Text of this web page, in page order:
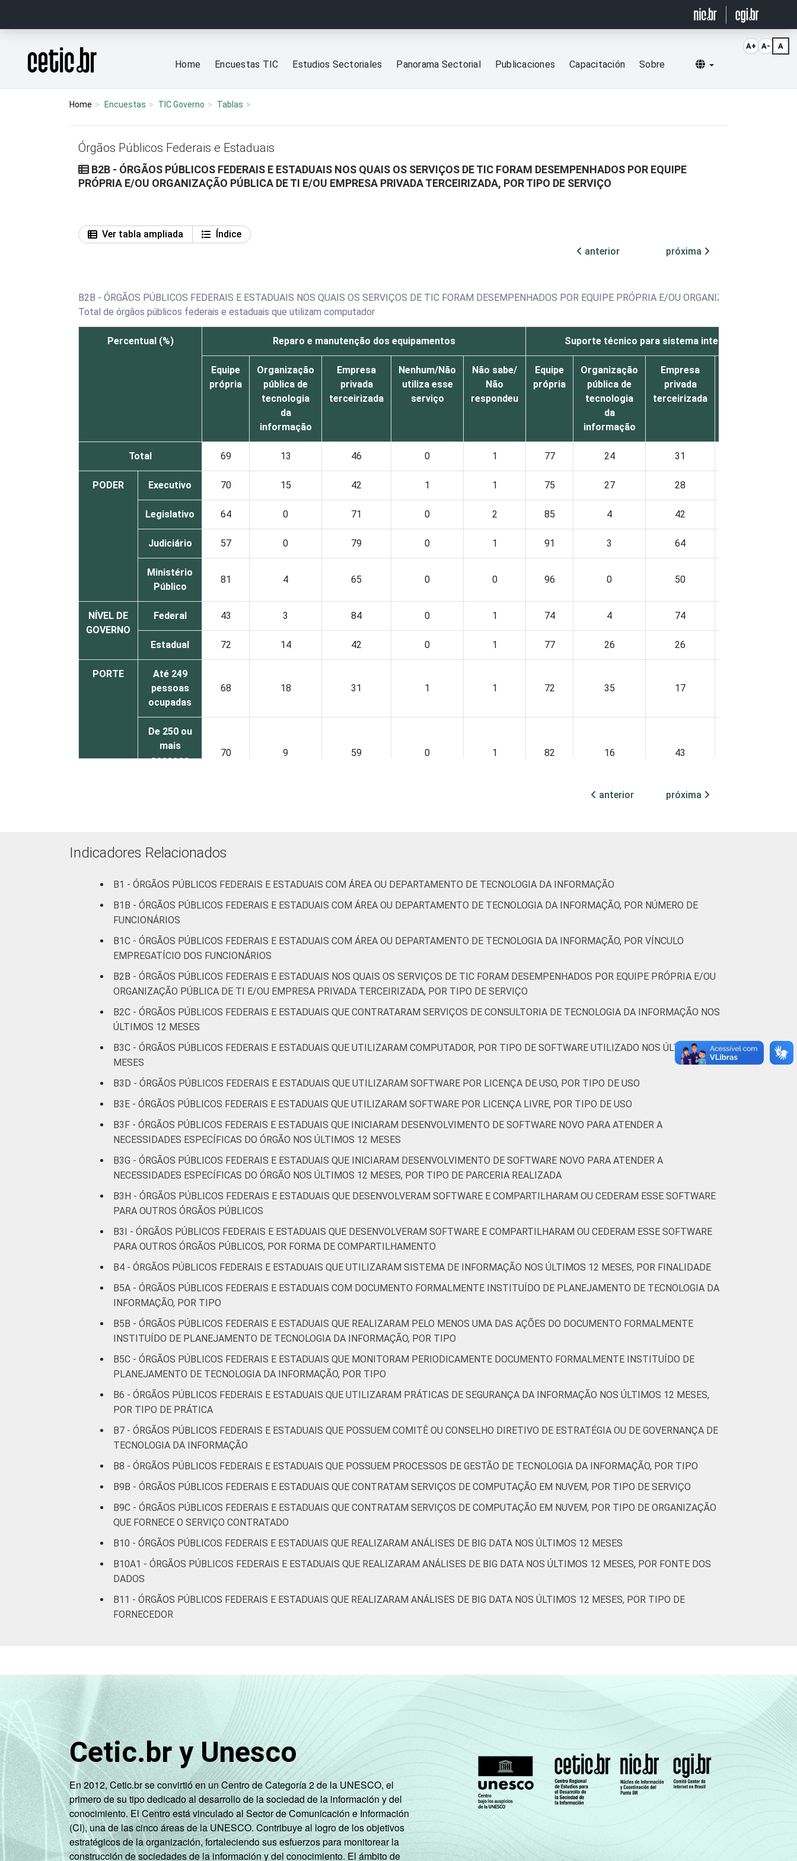
Página inicial
Home Encuestas TIC Estudios Sectoriales Panorama Sectorial Publicaciones Capacitación Sobre Selecionar idioma
Home Encuestas TIC Governo Tablas
Órgãos Públicos Federais e Estaduais
B2B - ÓRGÃOS PÚBLICOS FEDERAIS E ESTADUAIS NOS QUAIS OS SERVIÇOS DE TIC FORAM DESEMPENHADOS POR EQUIPE
PRÓPRIA E/OU ORGANIZAÇÃO PÚBLICA DE TI E/OU EMPRESA PRIVADA TERCEIRIZADA, POR TIPO DE SERVIÇO
Ver tabla ampliada
Índice
anterior
próxima
B2B - ÓRGÃOS PÚBLICOS FEDERAIS E ESTADUAIS NOS QUAIS OS SERVIÇOS DE TIC FORAM DESEMPENHADOS POR EQUIPE PRÓPRIA E/OU ORGANIZAÇÃO
Total de órgãos públicos federais e estaduais que utilizam computador
Percentual (%) Reparo e manutenção dos equipamentos Suporte técnico para sistema interno do órgão
Equipe
própria
Organização
pública de
tecnologia
da
informação
Empresa
privada
terceirizada
Nenhum/Não
utiliza esse
serviço
Não sabe/
Não
respondeu
Equipe
própria
Organização
pública de
tecnologia
da
informação
Empresa
privada
terceirizada
Total 69 13 46 0 1 77 24 31
PODER Executivo 70 15 42 1 1 75 27 28
Legislativo 64 0 71 0 2 85 4 42
Judiciário 57 0 79 0 1 91 3 64
Ministério
Público
81 4 65 0 0 96 0 50
NÍVEL DE
GOVERNO
Federal 43 3 84 0 1 74 4 74
Estadual 72 14 42 0 1 77 26 26
PORTE
Até 249
pessoas
ocupadas
68 18 31 1 1 72 35 17
De 250 ou
mais
pessoas
70 9 59 0 1 82 16 43
Fonte: CGI.br/NIC.br, Centro Regional de Estudos para o Desenvolvimento da Sociedade da Informação (Cetic.br), Pesquisa sobre o uso das
anterior próxima
Indicadores Relacionados
B1 - ÓRGÃOS PÚBLICOS FEDERAIS E ESTADUAIS COM ÁREA OU DEPARTAMENTO DE TECNOLOGIA DA INFORMAÇÃO
B1B - ÓRGÃOS PÚBLICOS FEDERAIS E ESTADUAIS COM ÁREA OU DEPARTAMENTO DE TECNOLOGIA DA INFORMAÇÃO, POR NÚMERO DE
FUNCIONÁRIOS
B1C - ÓRGÃOS PÚBLICOS FEDERAIS E ESTADUAIS COM ÁREA OU DEPARTAMENTO DE TECNOLOGIA DA INFORMAÇÃO, POR VÍNCULO
EMPREGATÍCIO DOS FUNCIONÁRIOS
B2B - ÓRGÃOS PÚBLICOS FEDERAIS E ESTADUAIS NOS QUAIS OS SERVIÇOS DE TIC FORAM DESEMPENHADOS POR EQUIPE PRÓPRIA E/OU
ORGANIZAÇÃO PÚBLICA DE TI E/OU EMPRESA PRIVADA TERCEIRIZADA, POR TIPO DE SERVIÇO
B2C - ÓRGÃOS PÚBLICOS FEDERAIS E ESTADUAIS QUE CONTRATARAM SERVIÇOS DE CONSULTORIA DE TECNOLOGIA DA INFORMAÇÃO NOS
ÚLTIMOS 12 MESES
B3C - ÓRGÃOS PÚBLICOS FEDERAIS E ESTADUAIS QUE UTILIZARAM COMPUTADOR, POR TIPO DE SOFTWARE UTILIZADO NOS ÚLTIMOS 12
MESES
B3D - ÓRGÃOS PÚBLICOS FEDERAIS E ESTADUAIS QUE UTILIZARAM SOFTWARE POR LICENÇA DE USO, POR TIPO DE USO
B3E - ÓRGÃOS PÚBLICOS FEDERAIS E ESTADUAIS QUE UTILIZARAM SOFTWARE POR LICENÇA LIVRE, POR TIPO DE USO
B3F - ÓRGÃOS PÚBLICOS FEDERAIS E ESTADUAIS QUE INICIARAM DESENVOLVIMENTO DE SOFTWARE NOVO PARA ATENDER A
NECESSIDADES ESPECÍFICAS DO ÓRGÃO NOS ÚLTIMOS 12 MESES
B3G - ÓRGÃOS PÚBLICOS FEDERAIS E ESTADUAIS QUE INICIARAM DESENVOLVIMENTO DE SOFTWARE NOVO PARA ATENDER A
NECESSIDADES ESPECÍFICAS DO ÓRGÃO NOS ÚLTIMOS 12 MESES, POR TIPO DE PARCERIA REALIZADA
B3H - ÓRGÃOS PÚBLICOS FEDERAIS E ESTADUAIS QUE DESENVOLVERAM SOFTWARE E COMPARTILHARAM OU CEDERAM ESSE SOFTWARE
PARA OUTROS ÓRGÃOS PÚBLICOS
B3I - ÓRGÃOS PÚBLICOS FEDERAIS E ESTADUAIS QUE DESENVOLVERAM SOFTWARE E COMPARTILHARAM OU CEDERAM ESSE SOFTWARE
PARA OUTROS ÓRGÃOS PÚBLICOS, POR FORMA DE COMPARTILHAMENTO
B4 - ÓRGÃOS PÚBLICOS FEDERAIS E ESTADUAIS QUE UTILIZARAM SISTEMA DE INFORMAÇÃO NOS ÚLTIMOS 12 MESES, POR FINALIDADE
B5A - ÓRGÃOS PÚBLICOS FEDERAIS E ESTADUAIS COM DOCUMENTO FORMALMENTE INSTITUÍDO DE PLANEJAMENTO DE TECNOLOGIA DA
INFORMAÇÃO, POR TIPO
B5B - ÓRGÃOS PÚBLICOS FEDERAIS E ESTADUAIS QUE REALIZARAM PELO MENOS UMA DAS AÇÕES DO DOCUMENTO FORMALMENTE
INSTITUÍDO DE PLANEJAMENTO DE TECNOLOGIA DA INFORMAÇÃO, POR TIPO
B5C - ÓRGÃOS PÚBLICOS FEDERAIS E ESTADUAIS QUE MONITORAM PERIODICAMENTE DOCUMENTO FORMALMENTE INSTITUÍDO DE
PLANEJAMENTO DE TECNOLOGIA DA INFORMAÇÃO, POR TIPO
B6 - ÓRGÃOS PÚBLICOS FEDERAIS E ESTADUAIS QUE UTILIZARAM PRÁTICAS DE SEGURANÇA DA INFORMAÇÃO NOS ÚLTIMOS 12 MESES,
POR TIPO DE PRÁTICA
B7 - ÓRGÃOS PÚBLICOS FEDERAIS E ESTADUAIS QUE POSSUEM COMITÊ OU CONSELHO DIRETIVO DE ESTRATÉGIA OU DE GOVERNANÇA DE
TECNOLOGIA DA INFORMAÇÃO
B8 - ÓRGÃOS PÚBLICOS FEDERAIS E ESTADUAIS QUE POSSUEM PROCESSOS DE GESTÃO DE TECNOLOGIA DA INFORMAÇÃO, POR TIPO
B9B - ÓRGÃOS PÚBLICOS FEDERAIS E ESTADUAIS QUE CONTRATAM SERVIÇOS DE COMPUTAÇÃO EM NUVEM, POR TIPO DE SERVIÇO
B9C - ÓRGÃOS PÚBLICOS FEDERAIS E ESTADUAIS QUE CONTRATAM SERVIÇOS DE COMPUTAÇÃO EM NUVEM, POR TIPO DE ORGANIZAÇÃO
QUE FORNECE O SERVIÇO CONTRATADO
B10 - ÓRGÃOS PÚBLICOS FEDERAIS E ESTADUAIS QUE REALIZARAM ANÁLISES DE BIG DATA NOS ÚLTIMOS 12 MESES
B10A1 - ÓRGÃOS PÚBLICOS FEDERAIS E ESTADUAIS QUE REALIZARAM ANÁLISES DE BIG DATA NOS ÚLTIMOS 12 MESES, POR FONTE DOS
DADOS
B11 - ÓRGÃOS PÚBLICOS FEDERAIS E ESTADUAIS QUE REALIZARAM ANÁLISES DE BIG DATA NOS ÚLTIMOS 12 MESES, POR TIPO DE
FORNECEDOR
Cetic.br y Unesco
En 2012, Cetic.br se convirtió en un Centro de Categoría 2 de la UNESCO, el
primero de su tipo dedicado al desarrollo de la sociedad de la información y del
conocimiento. El Centro está vinculado al Sector de Comunicación e Información
(CI), una de las cinco áreas de la UNESCO. Contribuye al logro de los objetivos
estratégicos de la organización, fortaleciendo sus esfuerzos para monitorear la
construcción de sociedades de la información y del conocimiento. El ámbito de
A+ A- A